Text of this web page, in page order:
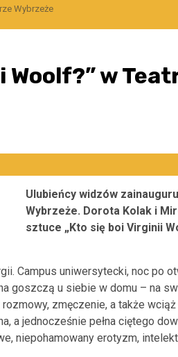
Wybrzeże
w
Ulubieńcy widzów
Wybrzeże. Dorota Kolak i
sztuce „Kto się boi Virginii
Campus uniwersytecki, noc po
goszczą u siebie w domu – na
zmęczenie, a także
a jednocześnie pełna ciętego
niepohamowany erotyzm,